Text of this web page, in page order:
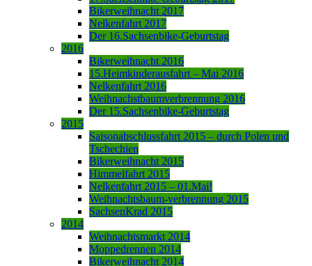
Bikerweihnacht 2017
Nelkenfahrt 2017
Der 16.Sachsenbike-Geburtstag
2016
Bikerweihnacht 2016
15.Heimkinderausfahrt – Mai 2016
Nelkenfahrt 2016
Weihnachstbaumverbrennung 2016
Der 15.Sachsenbike-Geburtstag
2015
Saisonabschlussfahrt 2015 – durch Polen und
Tschechien
Bikerweihnacht 2015
Himmelfahrt 2015
Nelkenfahrt 2015 – 01.Mai!
Weihnachtsbaum-verbrennung 2015
SachsenKrad 2015
2014
Weihnachtsmarkt 2014
Moppedrennen 2014
Bikerweihnacht 2014